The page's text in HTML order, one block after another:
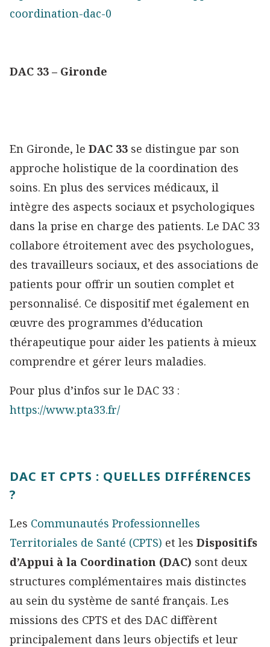
coordination-dac-0
DAC 33 – Gironde
En Gironde, le DAC 33 se distingue par son
approche holistique de la coordination des
soins. En plus des services médicaux, il
intègre des aspects sociaux et psychologiques
dans la prise en charge des patients. Le DAC 33
collabore étroitement avec des psychologues,
des travailleurs sociaux, et des associations de
patients pour offrir un soutien complet et
personnalisé. Ce dispositif met également en
œuvre des programmes d’éducation
thérapeutique pour aider les patients à mieux
comprendre et gérer leurs maladies.
Pour plus d’infos sur le DAC 33 :
https://www.pta33.fr/
DAC ET CPTS : QUELLES DIFFÉRENCES
?
Les Communautés Professionnelles
Territoriales de Santé (CPTS) et les Dispositifs
d’Appui à la Coordination (DAC) sont deux
structures complémentaires mais distinctes
au sein du système de santé français. Les
missions des CPTS et des DAC diffèrent
principalement dans leurs objectifs et leur